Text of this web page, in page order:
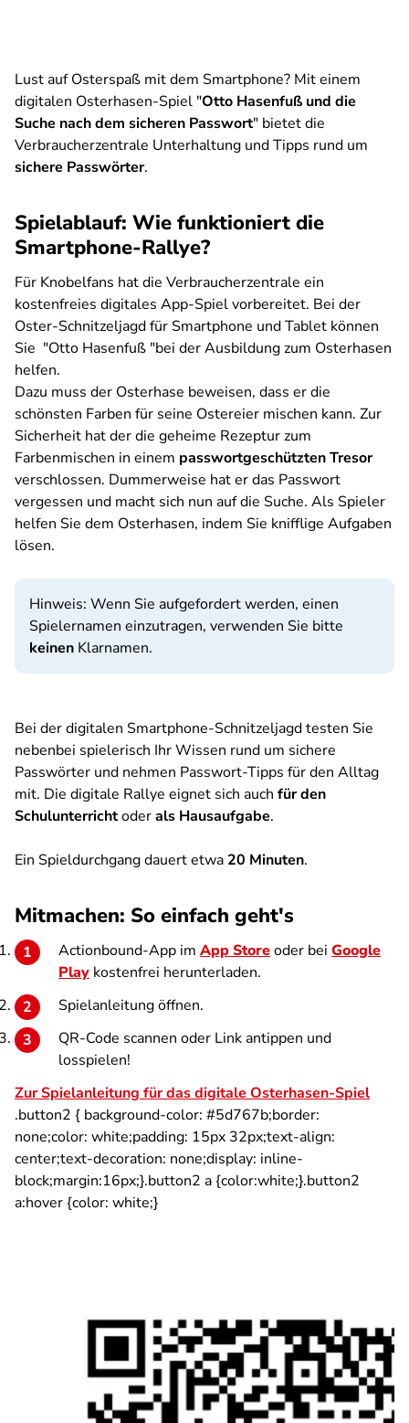
Lust auf Osterspaß mit dem Smartphone? Mit einem
digitalen Osterhasen-Spiel "Otto Hasenfuß und die
Suche nach dem sicheren Passwort" bietet die
Verbraucherzentrale Unterhaltung und Tipps rund um
sichere Passwörter.
Spielablauf: Wie funktioniert die
Smartphone-Rallye?
Für Knobelfans hat die Verbraucherzentrale ein
kostenfreies digitales App-Spiel vorbereitet. Bei der
Oster-Schnitzeljagd für Smartphone und Tablet können
Sie "Otto Hasenfuß "bei der Ausbildung zum Osterhasen
helfen.
Dazu muss der Osterhase beweisen, dass er die
schönsten Farben für seine Ostereier mischen kann. Zur
Sicherheit hat der die geheime Rezeptur zum
Farbenmischen in einem passwortgeschützten Tresor
verschlossen. Dummerweise hat er das Passwort
vergessen und macht sich nun auf die Suche. Als Spieler
helfen Sie dem Osterhasen, indem Sie knifflige Aufgaben
lösen.
Hinweis: Wenn Sie aufgefordert werden, einen
Spielernamen einzutragen, verwenden Sie bitte
keinen Klarnamen.
Bei der digitalen Smartphone-Schnitzeljagd testen Sie
nebenbei spielerisch Ihr Wissen rund um sichere
Passwörter und nehmen Passwort-Tipps für den Alltag
mit. Die digitale Rallye eignet sich auch für den
Schulunterrichtoderals Hausaufgabe.
Ein Spieldurchgang dauert etwa 20 Minuten.
Mitmachen: So einfach geht's
Actionbound-App im App Storeoder bei Google
Play kostenfrei herunterladen.
Spielanleitung öffnen.
QR-Code scannen oder Link antippen und
losspielen!
Zur Spielanleitung für das digitale Osterhasen-Spiel
.button2 { background-color: #5d767b;border:
none;color: white;padding: 15px 32px;text-align:
center;text-decoration: none;display: inline-
block;margin:16px;}.button2 a {color:white;}.button2
a:hover {color: white;}